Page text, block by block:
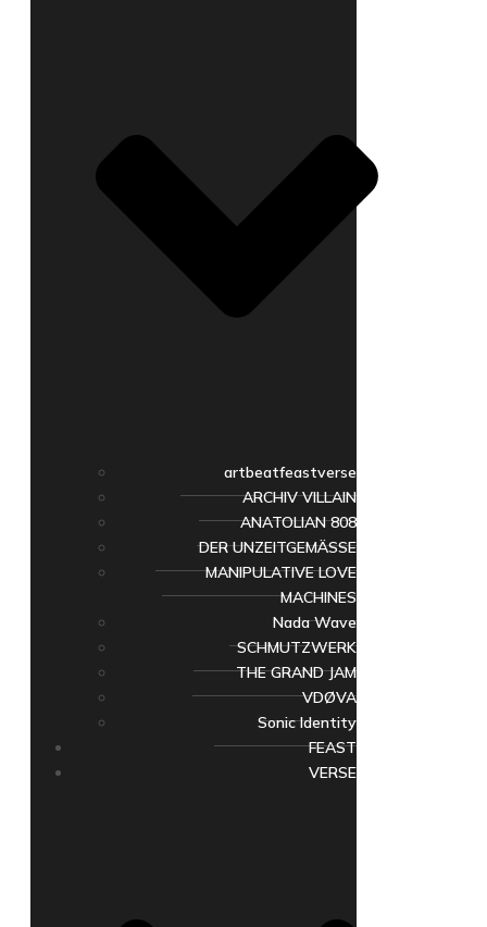
artbeatfeastverse
ARCHIV VILLAIN
ANATOLIAN 808
DER UNZEITGEMÄSSE
MANIPULATIVE LOVE
MACHINES
Nada Wave
SCHMUTZWERK
THE GRAND JAM
VDØVA
Sonic Identity
FEAST
VERSE